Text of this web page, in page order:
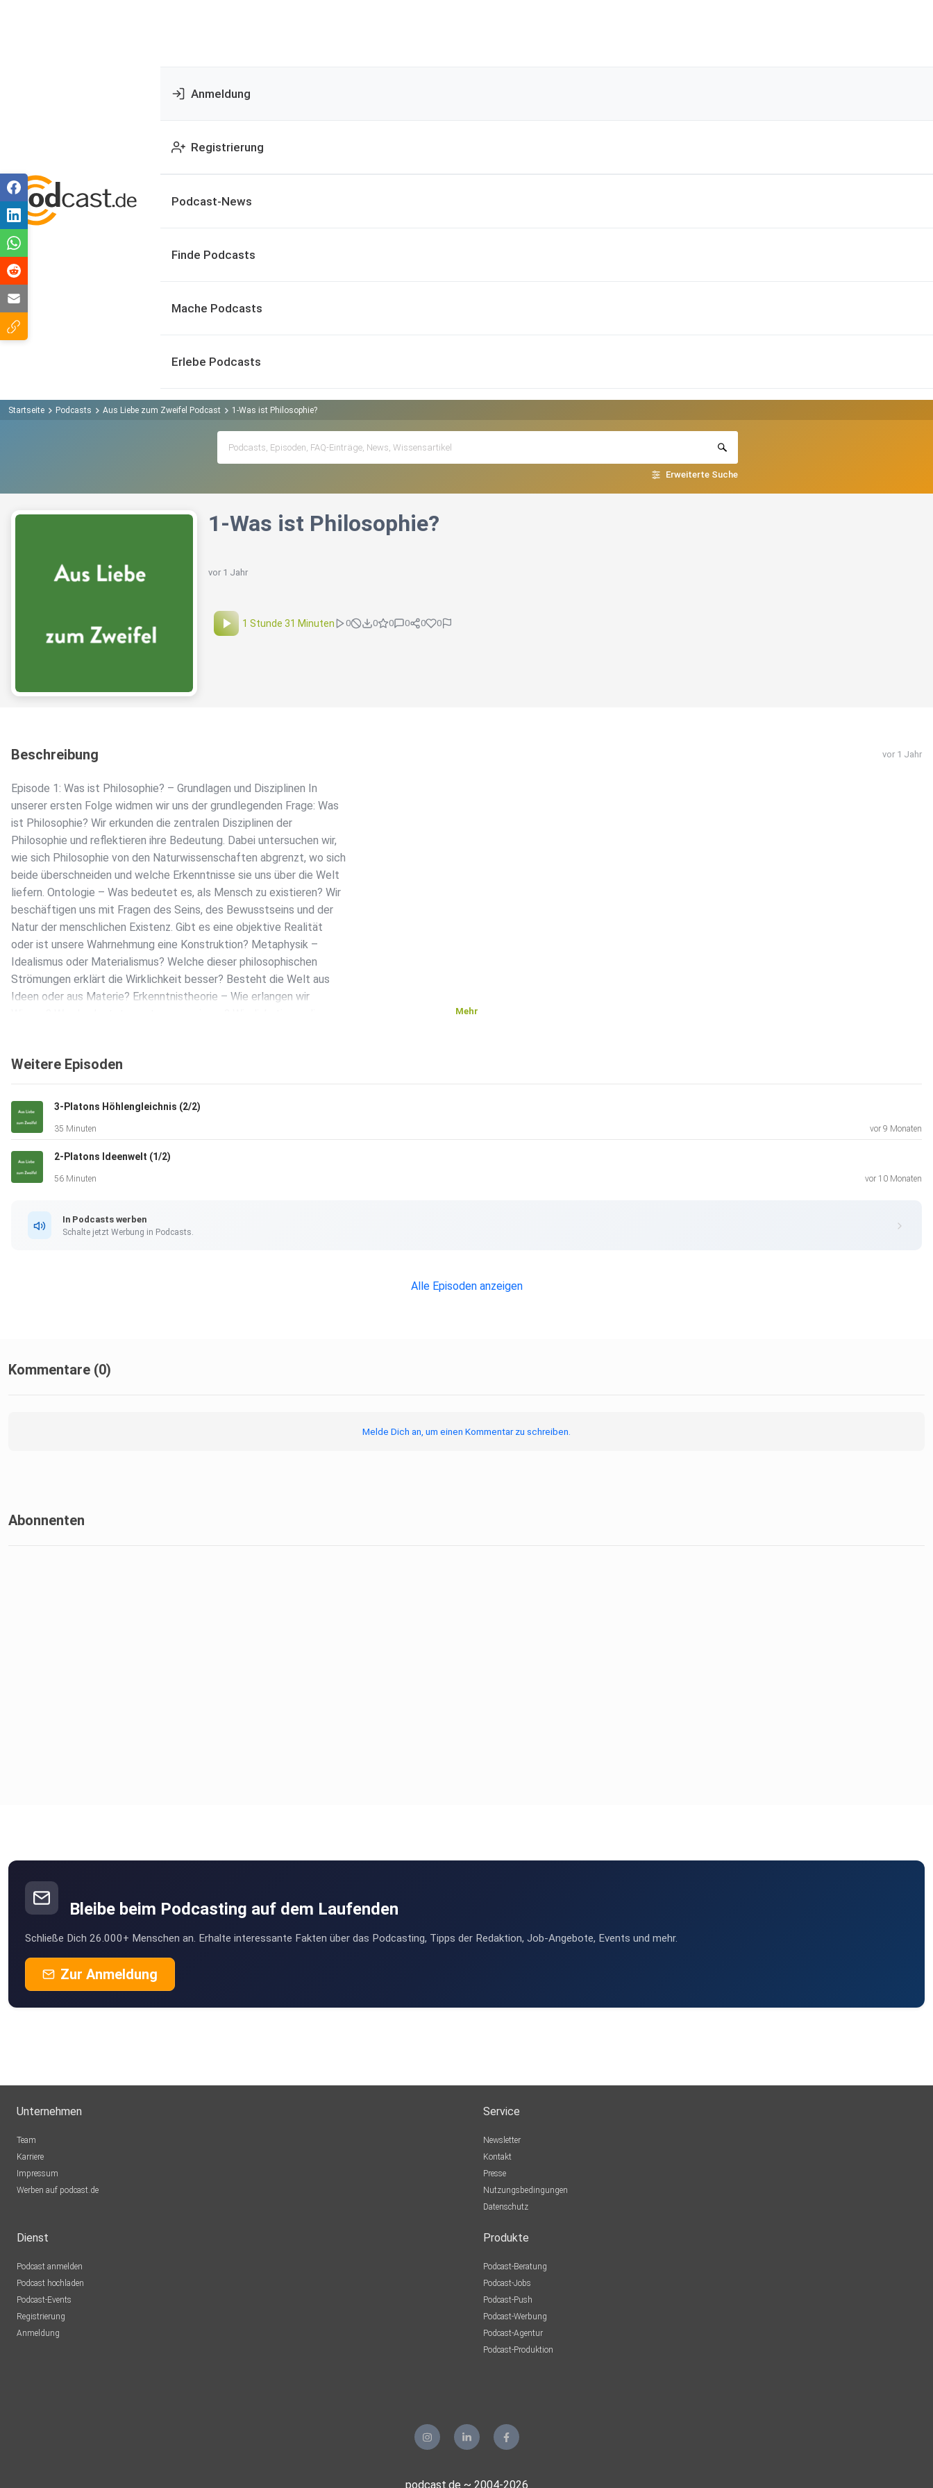
Anmeldung
Registrierung
Podcast-News
Finde Podcasts
Mache Podcasts
Erlebe Podcasts
Startseite Podcasts Aus Liebe zum Zweifel Podcast 1-Was ist Philosophie?
Erweiterte Suche
1-Was ist Philosophie?
vor 1 Jahr
1 Stunde 31 Minuten 0 0 0 0 0 0
Beschreibung vor 1 Jahr
Episode 1: Was ist Philosophie? – Grundlagen und Disziplinen In
unserer ersten Folge widmen wir uns der grundlegenden Frage: Was
ist Philosophie? Wir erkunden die zentralen Disziplinen der
Philosophie und reflektieren ihre Bedeutung. Dabei untersuchen wir,
wie sich Philosophie von den Naturwissenschaften abgrenzt, wo sich
beide überschneiden und welche Erkenntnisse sie uns über die Welt
liefern. Ontologie – Was bedeutet es, als Mensch zu existieren? Wir
beschäftigen uns mit Fragen des Seins, des Bewusstseins und der
Natur der menschlichen Existenz. Gibt es eine objektive Realität
oder ist unsere Wahrnehmung eine Konstruktion? Metaphysik –
Idealismus oder Materialismus? Welche dieser philosophischen
Strömungen erklärt die Wirklichkeit besser? Besteht die Welt aus
Ideen oder aus Materie? Erkenntnistheorie – Wie erlangen wir
ist Ethik kulturell und historisch bedingt? Ästhetik – Die
schön? Ist Schönheit subjektiv oder gibt es objektive Kriterien?
Diese Folge bildet das Fundament für alle weiteren Episoden. Wir
stellen Fragen, hinterfragen Konzepte und eröffnen gemeinsam den
Weg in die Welt der Philosophie.
Mehr
Weitere Episoden
3-Platons Höhlengleichnis (2/2)
35 Minuten vor 9 Monaten
2-Platons Ideenwelt (1/2)
56 Minuten vor 10 Monaten
In Podcasts werben
Schalte jetzt Werbung in Podcasts.
Alle Episoden anzeigen
Kommentare (0)
Melde Dich an, um einen Kommentar zu schreiben.
Abonnenten
Bleibe beim Podcasting auf dem Laufenden
Schließe Dich 26.000+ Menschen an. Erhalte interessante Fakten über das Podcasting, Tipps der Redaktion, Job-Angebote, Events und mehr.
Zur Anmeldung
Unternehmen
Team
Karriere
Impressum
Werben auf podcast.de
Service
Newsletter
Kontakt
Presse
Nutzungsbedingungen
Datenschutz
Dienst
Podcast anmelden
Podcast hochladen
Podcast-Events
Registrierung
Anmeldung
Produkte
Podcast-Beratung
Podcast-Jobs
Podcast-Push
Podcast-Werbung
Podcast-Agentur
Podcast-Produktion
podcast.de ~ 2004-2026